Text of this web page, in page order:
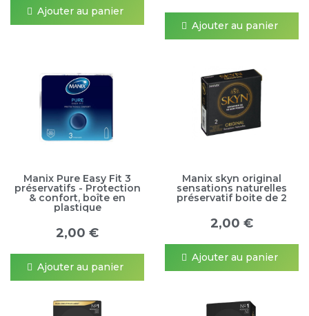
Ajouter au panier
Ajouter au panier
Manix Pure Easy Fit 3
préservatifs - Protection
& confort, boîte en
plastique
2,00 €
Ajouter au panier
Manix skyn original
sensations naturelles
préservatif boite de 2
2,00 €
Ajouter au panier